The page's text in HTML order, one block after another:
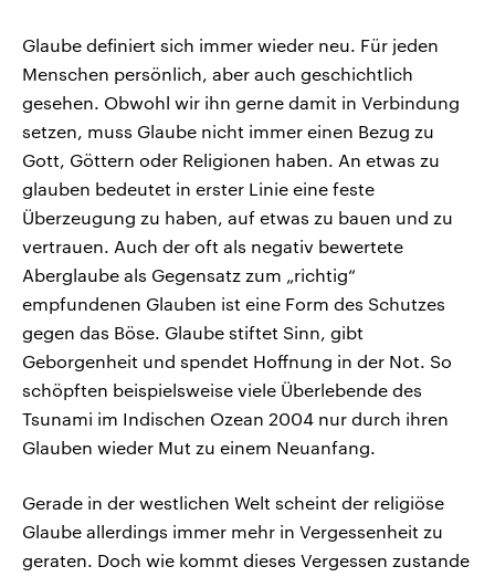
Glaube definiert sich immer wieder neu. Für jeden
Menschen persönlich, aber auch geschichtlich
gesehen. Obwohl wir ihn gerne damit in Verbindung
setzen, muss Glaube nicht immer einen Bezug zu
Gott, Göttern oder Religionen haben. An etwas zu
glauben bedeutet in erster Linie eine feste
Überzeugung zu haben, auf etwas zu bauen und zu
vertrauen. Auch der oft als negativ bewertete
Aberglaube als Gegensatz zum „richtig“
empfundenen Glauben ist eine Form des Schutzes
gegen das Böse. Glaube stiftet Sinn, gibt
Geborgenheit und spendet Hoffnung in der Not. So
schöpften beispielsweise viele Überlebende des
Tsunami im Indischen Ozean 2004 nur durch ihren
Glauben wieder Mut zu einem Neuanfang.
Gerade in der westlichen Welt scheint der religiöse
Glaube allerdings immer mehr in Vergessenheit zu
geraten. Doch wie kommt dieses Vergessen zustande